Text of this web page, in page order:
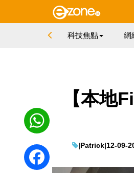
科技焦點 網
【本地
|Patrick|12-09-
WhatsApp